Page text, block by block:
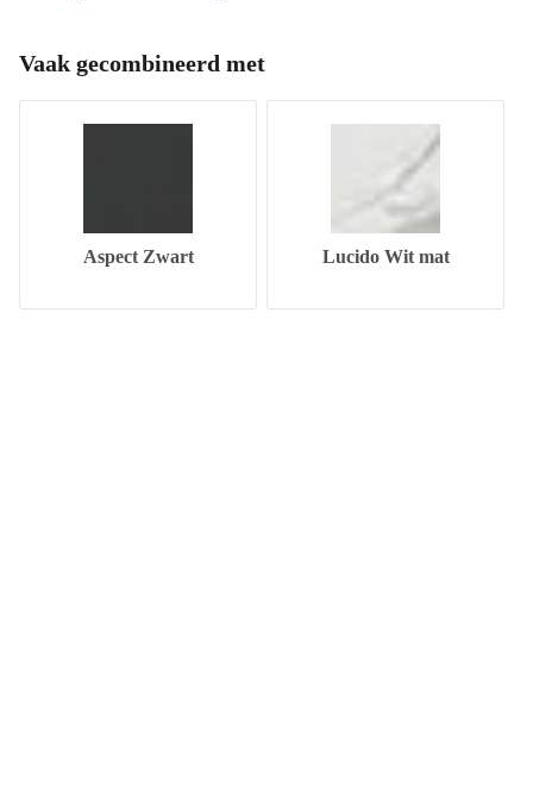
Vaak gecombineerd met
Aspect Zwart Lucido Wit mat